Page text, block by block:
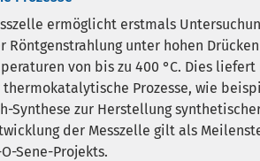
ermöglicht erstmals
Röntgenstrahlung unter hohen
von bis zu 400 °C. Dies liefert
Prozesse, wie
Synthese zur Herstellung
der Messzelle gilt als
Sene-Projekts.